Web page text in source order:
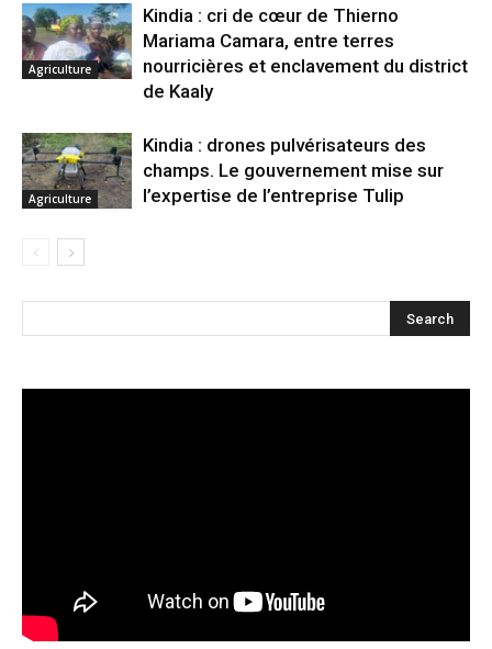
Agriculture
Kindia : cri de cœur de Thierno
Mariama Camara, entre terres
nourricières et enclavement du district
de Kaaly
Agriculture
Kindia : drones pulvérisateurs des
champs. Le gouvernement mise sur
l’expertise de l’entreprise Tulip